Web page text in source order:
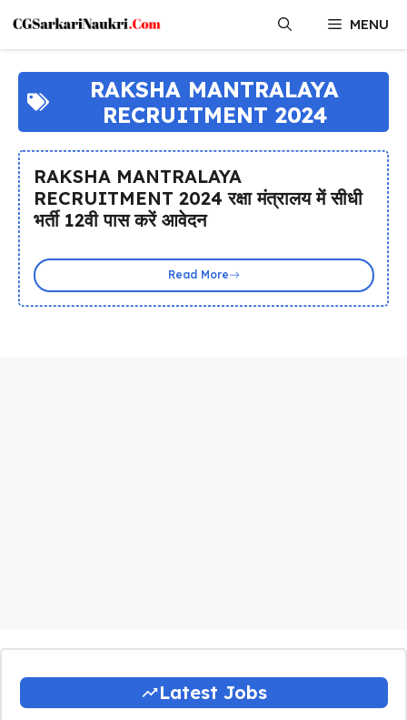
content
MENU
RAKSHA MANTRALAYA
RECRUITMENT 2024
RAKSHA MANTRALAYA
RECRUITMENT 2024 रक्षा मंत्रालय में सीधी
भर्ती 12वी पास करें आवेदन
Read More
Latest Jobs